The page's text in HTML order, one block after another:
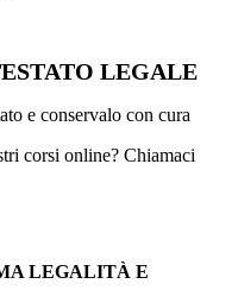
LEGALE
e conservalo con cura
corsi online? Chiamaci
LEGALITÀ E